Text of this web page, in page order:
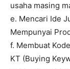
usaha masing
e. Mencari Ide
Mempunyai
f. Membuat
KT (Buying